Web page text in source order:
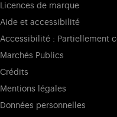
Licences de marque
Aide et accessibilité
Accessibilité : Partiellement
Marchés Publics
Crédits
Mentions légales
Données personnelles